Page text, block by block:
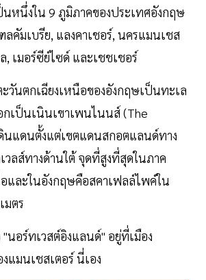
นหนึ่งใน 9 ภูมิภาคของประเทศอังกฤษ
คัมเบรีย, แลงคาเชอร์, นครแมนเชส
เมอร์ซีย์ไซด์ และเชชเชอร์
วันตกเฉียงเหนือของอังกฤษเป็นทะเล
กเป็นเนินเขาเพนไนนส์ (The
นแดนตั้งแต่เขตแดนสกอตแลนด์ทาง
วลส์ทางด้านใต้ จุดที่สูงที่สุดในภาค
และในอังกฤษคือสคาเฟลล์ไพค์ใน
มตร
นอร์ทเวสต์อิงแลนด์" อยู่ที่เมือง
แมนเชสเตอร์ นี่เอง